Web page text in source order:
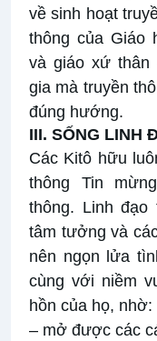
về sinh hoạt
thông của Giáo
và giáo xứ thân
gia mà truyền
đúng hướng.
III. SỐNG LINH
Các Kitô hữu
thông Tin
thông. Linh đạo
tâm tưởng và
nên ngọn lửa
cùng với niềm
hồn của họ, nhờ:
– mở được các